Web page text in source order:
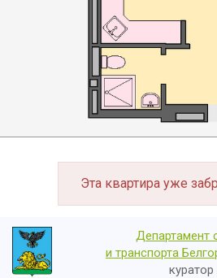
Эта квартира уже
Департамент
и транспорта